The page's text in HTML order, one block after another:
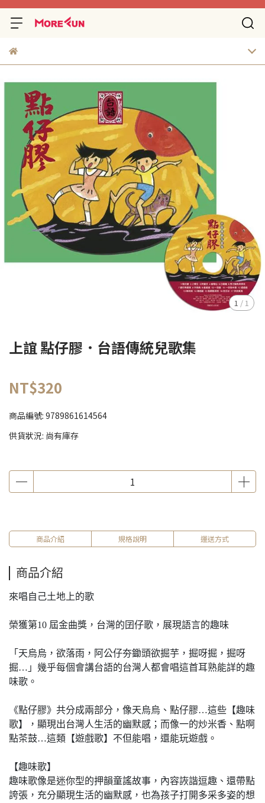
1 /1
上誼 點仔膠．台語傳統兒歌集
NT$320
商品編號: 9789861614564
供貨狀況: 尚有庫存
商品介紹 規格說明 運送方式
商品介紹
來唱自己土地上的歌
榮獲第10 屆金曲獎，台灣的囝仔歌，展現語言的趣味
「天烏烏，欲落雨，阿公仔夯鋤頭欲掘芋，掘呀掘，掘呀
掘…」幾乎每個會講台語的台灣人都會唱這首耳熟能詳的趣
味歌。
《點仔膠》共分成兩部分，像天烏烏、點仔膠…這些【趣味
歌】，顯現出台灣人生活的幽默感；而像一的炒米香、點啊
點茶鼓…這類【遊戲歌】不但能唱，還能玩遊戲。
【趣味歌】
趣味歌像是迷你型的押韻童謠故事，內容詼諧逗趣、還帶點
誇張，充分顯現生活的幽默感，也為孩子打開多采多姿的想